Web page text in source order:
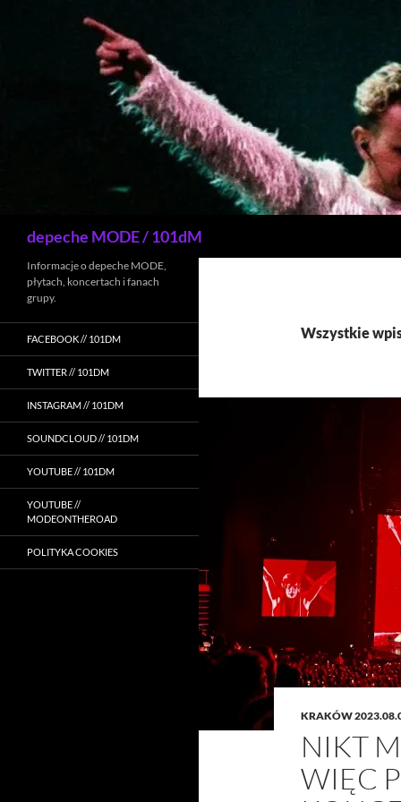
depeche MODE / 101dM
Wszystkie
KRAKÓW
NIKT
WIĘC
Informacje o depeche MODE,
płytach, koncertach i fanach
grupy.
FACEBOOK // 101DM
TWITTER // 101DM
INSTAGRAM // 101DM
SOUNDCLOUD // 101DM
YOUTUBE // 101DM
YOUTUBE //
MODEONTHEROAD
POLITYKA COOKIES